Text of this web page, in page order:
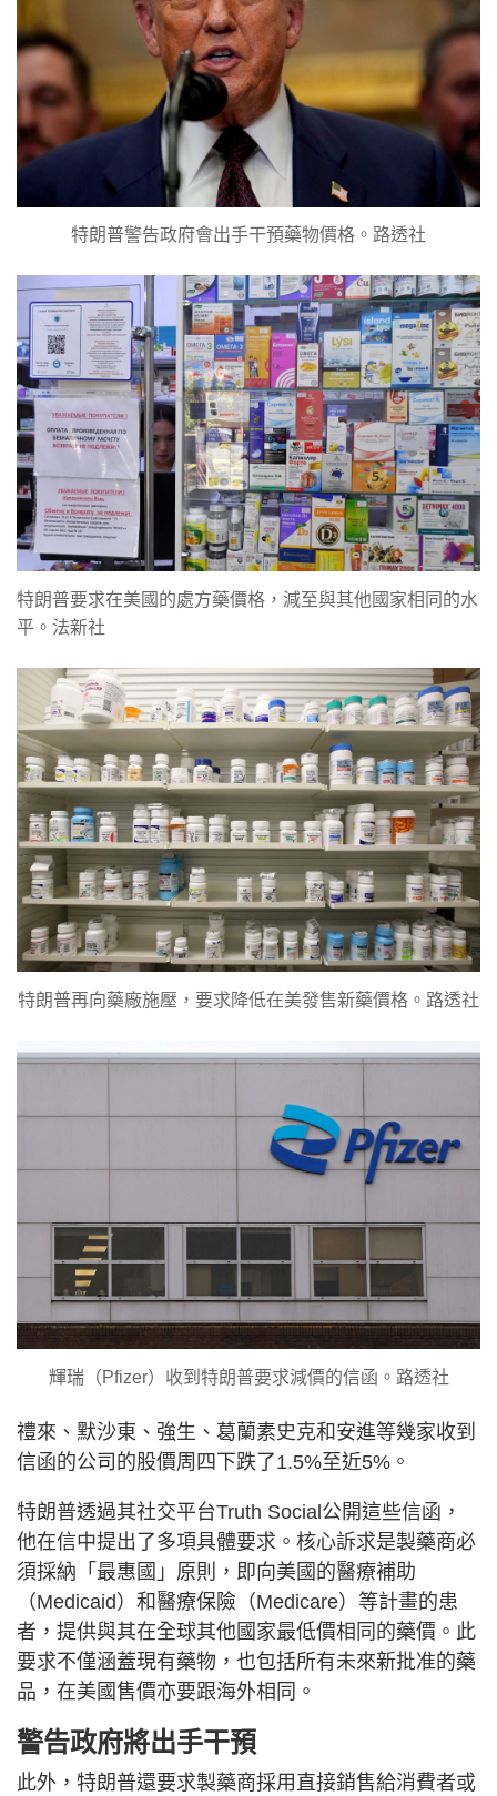
特朗普警告政府會出手干預藥物價格。路透社
特朗普要求在美國的處方藥價格，減至與其他國家相同的水
平。法新社
特朗普再向藥廠施壓，要求降低在美發售新藥價格。路透社
輝瑞（Pfizer）收到特朗普要求減價的信函。路透社
禮來、默沙東、強生、葛蘭素史克和安進等幾家收到
信函的公司的股價周四下跌了1.5%至近5%。
特朗普透過其社交平台Truth Social公開這些信函，
他在信中提出了多項具體要求。核心訴求是製藥商必
須採納「最惠國」原則，即向美國的醫療補助
（Medicaid）和醫療保險（Medicare）等計畫的患
者，提供與其在全球其他國家最低價相同的藥價。此
要求不僅涵蓋現有藥物，也包括所有未來新批准的藥
品，在美國售價亦要跟海外相同。
警告政府將出手干預
此外，特朗普還要求製藥商採用直接銷售給消費者或